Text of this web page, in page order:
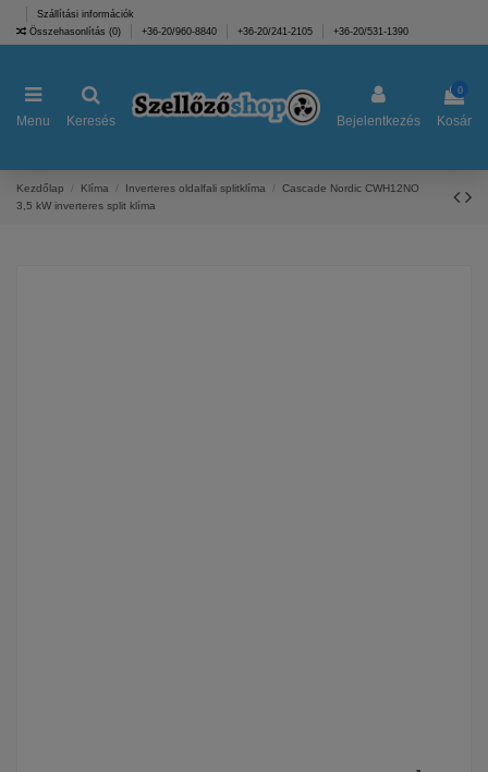
Szállítási információk
Összehasonlítás (0) +36-20/960-8840 +36-20/241-2105 +36-20/531-1390
Menu Keresés Bejelentkezés
0
Kosár
Kezdőlap Klíma Inverteres oldalfali splitklíma
Cascade Nordic CWH12NO
3,5 kW inverteres split klíma